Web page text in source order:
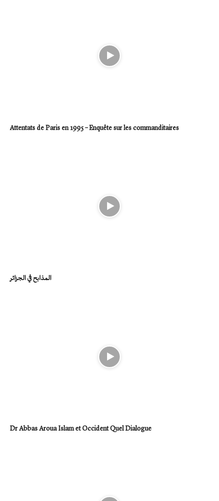
Attentats de Paris en 1995 – Enquête sur les commanditaires
المذابح في الجزائر
Dr Abbas Aroua Islam et Occident Quel Dialogue